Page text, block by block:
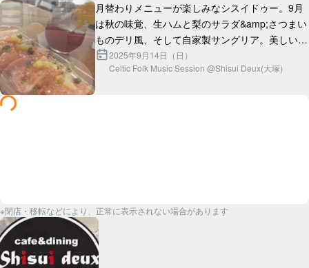
月替わりメニューが楽しみなシスイドゥー。9月
は秋の味覚、生ハムと梨のサラダ&amp;さつまい
ものデリ風、そして自家製サングリア。美しいう
えに美味しい。
2025年9月14日（日）
Celtic Folk Music Session @Shisui Deux(大塚)
※閉店・移転などにより、正常に表示されない場合があります